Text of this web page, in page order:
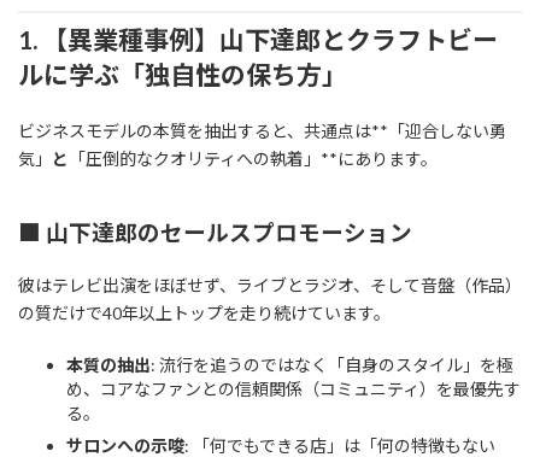
1. 【異業種事例】山下達郎とクラフトビー
ルに学ぶ「独自性の保ち方」
ビジネスモデルの本質を抽出すると、共通点は**「迎合しない勇
気」
と 「圧倒的なクオリティへの執着」**にあります。
■ 山下達郎のセールスプロモーション
彼はテレビ出演をほぼせず、ライブとラジオ、そして音盤（作品）
の質だけで40年以上トップを走り続けています。
本質の抽出: 流行を追うのではなく「自身のスタイル」を極
め、コアなファンとの信頼関係（コミュニティ）を最優先す
る。
サロンへの示唆: 「何でもできる店」は「何の特徴もない